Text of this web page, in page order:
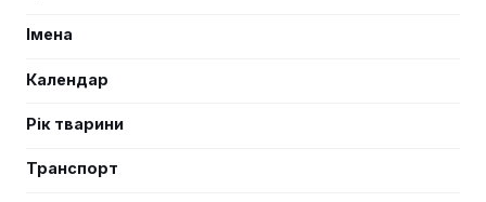
Імена
Календар
Рік тварини
Транспорт